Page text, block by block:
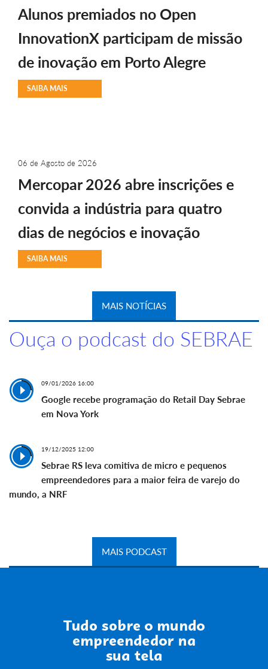
Alunos premiados no Open
InnovationX participam de missão
de inovação em Porto Alegre
SAIBA MAIS
06 de Agosto de 2026
Mercopar 2026 abre inscrições e
convida a indústria para quatro
dias de negócios e inovação
SAIBA MAIS
MAIS NOTÍCIAS
Ouça o podcast do SEBRAE
09/01/2026 16:00
Google recebe programação do Retail Day Sebrae
em Nova York
19/12/2025 12:00
Sebrae RS leva comitiva de micro e pequenos
empreendedores para a maior feira de varejo do
mundo, a NRF
MAIS PODCAST